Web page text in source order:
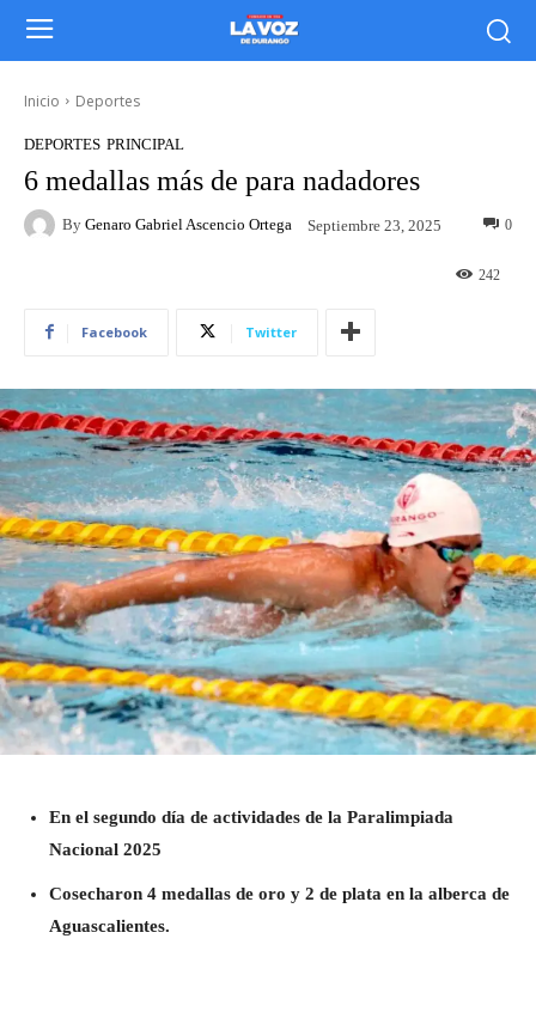
Inicio Deportes
DEPORTES PRINCIPAL
6 medallas más de para nadadores
By Genaro Gabriel Ascencio Ortega Septiembre 23, 2025 0
242
Facebook Twitter
En el segundo día de actividades de la Paralimpiada
Nacional 2025
Cosecharon 4 medallas de oro y 2 de plata en la alberca de
Aguascalientes.